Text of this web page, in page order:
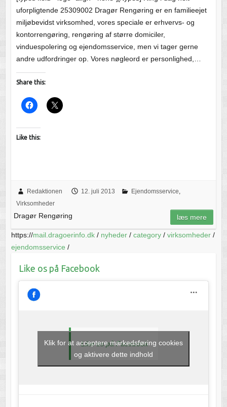
uforpligtende 25309002 Dragør Rengøring er en familieejet
miljøbevidst virksomhed, vores speciale er erhvervs- og
kontorrengøring, rengøring af større domiciler,
vinduespolering og ejendomsservice, men vi tager gerne
andre udfordringer op. Vores nøgleord er personlighed,…
Share this:
Like this:
Redaktionen 12. juli 2013 Ejendomsservice,
Virksomheder
Dragør Rengøring læs mere
https://mail.dragoerinfo.dk/ nyheder/ category/ virksomheder/
ejendomsservice /
Like os på Facebook
Like os på Facebook
Klik for at acceptere markedsføring cookies
og aktivere dette indhold